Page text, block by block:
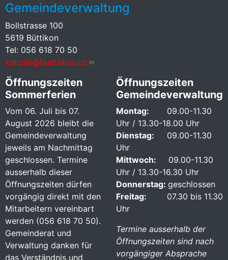
Gemeindeverwaltung
Bollstrasse 100
5619 Büttikon
Tel: 056 618 70 50
kanzlei@buettikon.ch
Öffnungszeiten
Sommerferien
Vom 06. Juli bis 07.
August 2026 bleibt die
Gemeindeverwaltung
jeweils am Nachmittag
geschlossen. Termine
ausserhalb dieser
Öffnungszeiten dürfen
vorgängig direkt mit den
Mitarbeitern vereinbart
werden (056 618 70 50).
Gemeinderat und
Verwaltung danken für
das Verständnis und
Öffnungszeiten
Gemeindeverwaltung
Montag: 09.00-11.30
Uhr / 13.30-18.00 Uhr
Dienstag: 09.00-11.30
Uhr
Mittwoch:
09.00-11.30
Uhr / 13.30-16.30 Uhr
Donnerstag: geschlossen
Freitag: 07.30 bis 11.30
Uhr
Termine ausserhalb der
Öffnungszeiten sind nach
vorgängiger Absprache